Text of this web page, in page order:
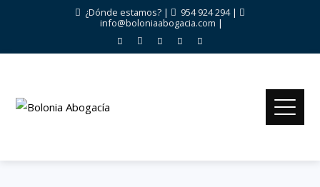
¿Dónde estamos? | 954 924 294|
info@boloniaabogacia.com |